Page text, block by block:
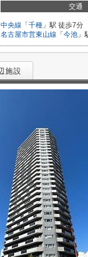
交通
中央線 「 千種 」駅 徒歩7分
名古屋市営東山線 「 今池 」
施設